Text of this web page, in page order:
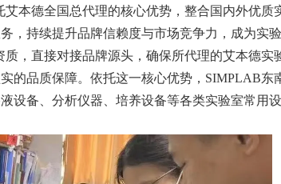
本德全国总代理的核心优势，整合国内外优
持续提升品牌信赖度与市场竞争力，成为实
，直接对接品牌源头，确保所代理的艾本德
的品质保障。依托这一核心优势，SIMPLAB东
设备、分析仪器、培养设备等各类实验室常用